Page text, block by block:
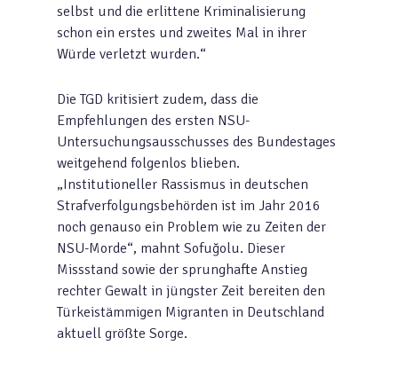
selbst und die erlittene Kriminalisierung
schon ein erstes und zweites Mal in ihrer
Würde verletzt wurden.“
Die TGD kritisiert zudem, dass die
Empfehlungen des ersten NSU-
Untersuchungsausschusses des Bundestages
weitgehend folgenlos blieben.
„Institutioneller Rassismus in deutschen
Strafverfolgungsbehörden ist im Jahr 2016
noch genauso ein Problem wie zu Zeiten der
NSU-Morde“, mahnt Sofuğolu. Dieser
Missstand sowie der sprunghafte Anstieg
rechter Gewalt in jüngster Zeit bereiten den
Türkeistämmigen Migranten in Deutschland
aktuell größte Sorge.